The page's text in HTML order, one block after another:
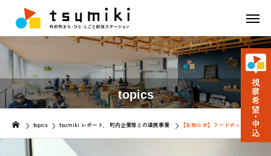
topics
topics tsumiki レポート 町内企業等との連携事業 【お知らせ】フードボックスの設